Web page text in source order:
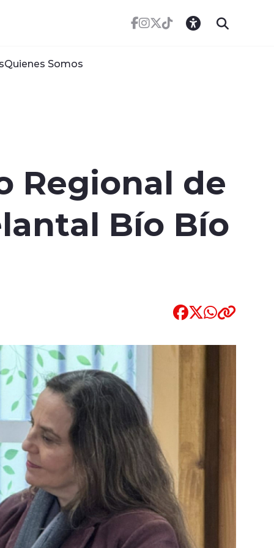
Quienes Somos
Regional de
Bío Bío